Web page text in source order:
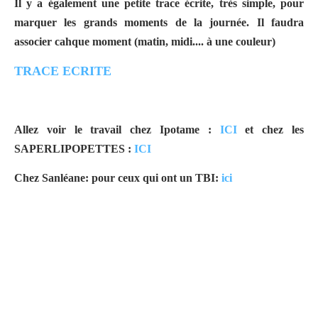
Il y a également une petite trace écrite, très simple, pour
marquer les grands moments de la journée. Il faudra
associer cahque moment (matin, midi.... à une couleur)
TRACE ECRITE
Allez voir le travail chez Ipotame : ICIet chez les
SAPERLIPOPETTES : ICI
Chez Sanléane: pour ceux qui ont un TBI: ici